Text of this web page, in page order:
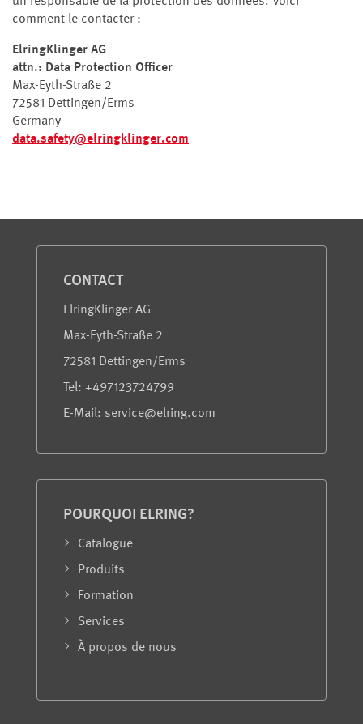
comment le contacter :
ElringKlinger AG
attn.: Data Protection Officer
Max-Eyth-Straße 2
72581 Dettingen/Erms
Germany
data.safety@elringklinger.com
CONTACT
ElringKlinger AG
Max-Eyth-Straße 2
72581 Dettingen/Erms
Tel: +497123724799
E-Mail: service@elring.com
POURQUOI ELRING?
Catalogue
Produits
Formation
Services
À propos de nous